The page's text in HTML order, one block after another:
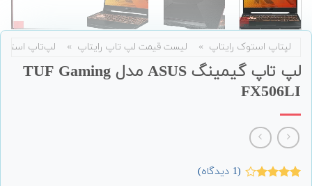
لپتاپ استوک رایتاپ » لیست قیمت لپ تاپ رایتاپ » لپ‌تاپ
لپ تاپ گیمینگ ASUS مدل TUF Gaming
FX506LI
(
1 دیدگاه)